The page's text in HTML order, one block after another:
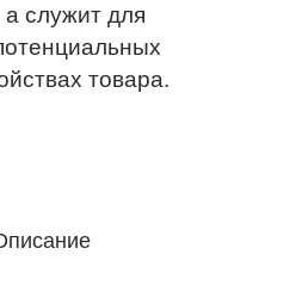
служит для
товара.